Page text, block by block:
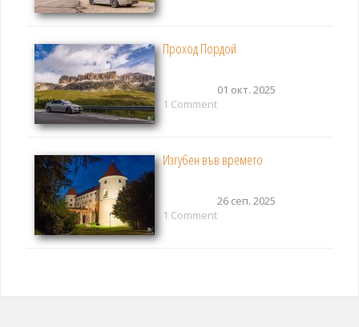
Проход Пордой
01 окт. 2025
1 Comment
Изгубен във времето
26 сеп. 2025
1 Comment